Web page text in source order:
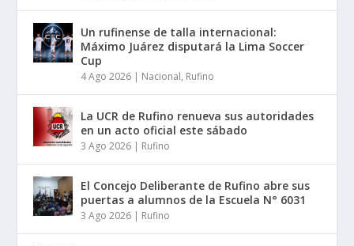
Un rufinense de talla internacional:
Máximo Juárez disputará la Lima Soccer
Cup
4 Ago 2026 | Nacional, Rufino
La UCR de Rufino renueva sus autoridades
en un acto oficial este sábado
3 Ago 2026 | Rufino
El Concejo Deliberante de Rufino abre sus
puertas a alumnos de la Escuela N° 6031
3 Ago 2026 | Rufino